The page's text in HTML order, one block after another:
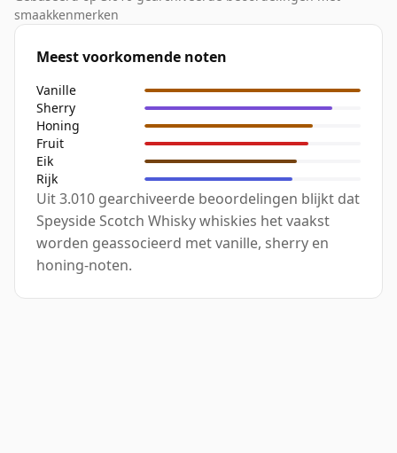
smaakkenmerken
Meest voorkomende noten
Vanille
Sherry
Honing
Fruit
Eik
Rijk
Uit 3.010 gearchiveerde beoordelingen blijkt dat
Speyside Scotch Whisky whiskies het vaakst
worden geassocieerd met vanille, sherry en
honing-noten.